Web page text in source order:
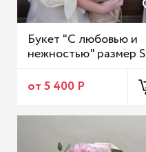
Букет "С любовью и
нежностью" размер S
от 5 400 Р